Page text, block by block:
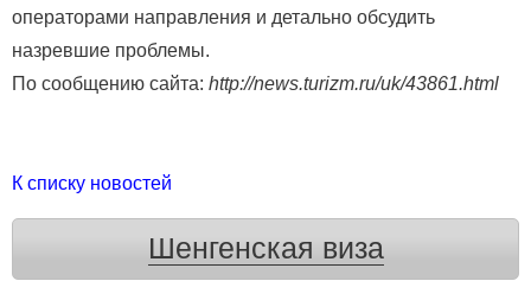
операторами направления и детально обсудить
назревшие проблемы.
По сообщению сайта: http://news.turizm.ru/uk/43861.html
К списку новостей
Шенгенская виза